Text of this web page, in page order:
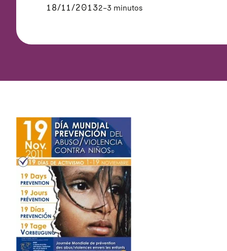
18/11/20132–3 minutos